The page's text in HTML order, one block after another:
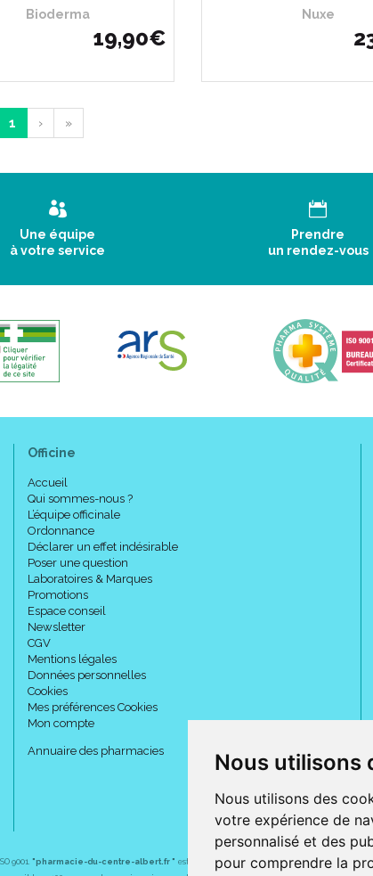
Nous utilisons
Nous utilisons des
votre expérience de
personnalisé et des
pour comprendre la
Bioderma
19,90€
Nuxe
1 › »
Une équipe
à votre service
Prendre
un rendez-vous
Officine
Accueil
Qui sommes-nous ?
L’équipe officinale
Ordonnance
Déclarer un effet indésirable
Poser une question
Laboratoires & Marques
Promotions
Espace conseil
Newsletter
CGV
Mentions légales
Données personnelles
Cookies
Mes préférences Cookies
Mon compte
Annuaire des pharmacies
9001. "pharmacie-du-centre-albert.fr " est le site internet de l a pharmacie du centre,